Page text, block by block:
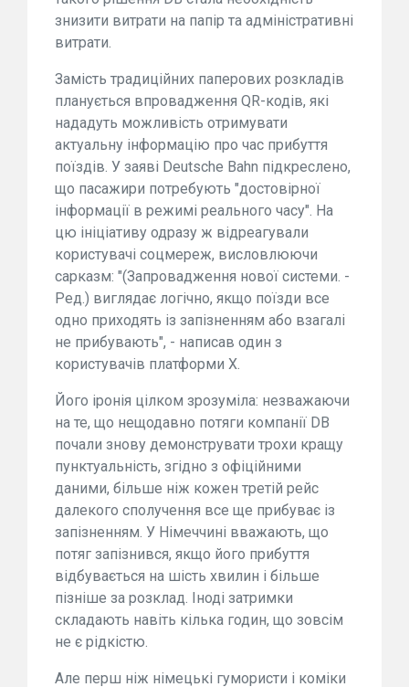
знизити витрати на папір та адміністративні
витрати.
Замість традиційних паперових розкладів
планується впровадження QR-кодів, які
нададуть можливість отримувати
актуальну інформацію про час прибуття
поїздів. У заяві Deutsche Bahn підкреслено,
що пасажири потребують "достовірної
інформації в режимі реального часу". На
цю ініціативу одразу ж відреагували
користувачі соцмереж, висловлюючи
сарказм: "(Запровадження нової системи. -
Ред.) виглядає логічно, якщо поїзди все
одно приходять із запізненням або взагалі
не прибувають", - написав один з
користувачів платформи X.
Його іронія цілком зрозуміла: незважаючи
на те, що нещодавно потяги компанії DB
почали знову демонструвати трохи кращу
пунктуальність, згідно з офіційними
даними, більше ніж кожен третій рейс
далекого сполучення все ще прибуває із
запізненням. У Німеччині вважають, що
потяг запізнився, якщо його прибуття
відбувається на шість хвилин і більше
пізніше за розклад. Іноді затримки
складають навіть кілька годин, що зовсім
не є рідкістю.
Але перш ніж німецькі гумористи і коміки